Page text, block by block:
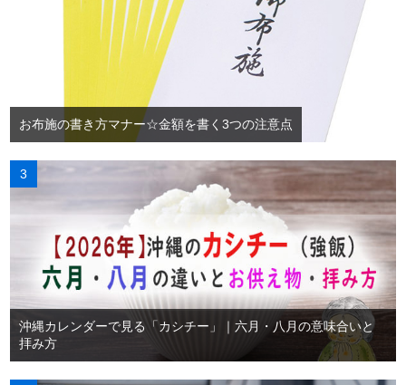
お布施の書き方マナー☆金額を書く3つの注意点
沖縄カレンダーで見る「カシチー」｜六月・八月の意味合いと
拝み方